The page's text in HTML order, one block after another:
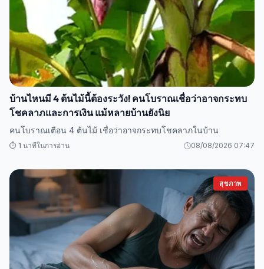
บ้านไหนมี 4 ต้นไม้นี้ต้องระวัง! คนโบราณเชื่อว่าอาจกระทบ
โชคลาภและการเงิน แม้หลายบ้านยังนิย
คนโบราณเตือน 4 ต้นไม้ เชื่อว่าอาจกระทบโชคลาภในบ้าน
⏱️ 1 นาทีในการอ่าน 08/08/2026 07:47
สุขภาพ